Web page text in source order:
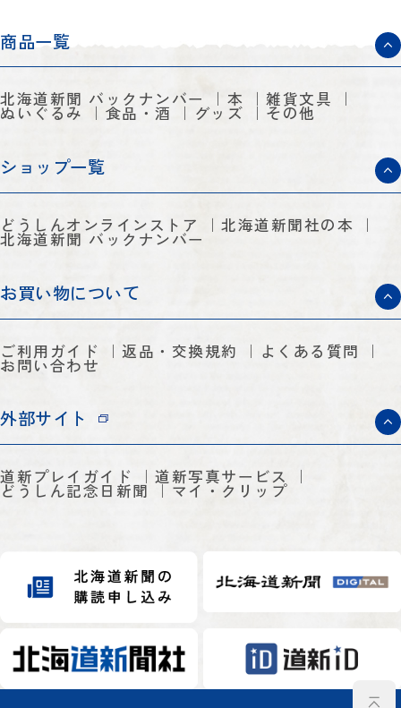
商品一覧
北海道新聞 バックナンバー 本 雑貨文具
ぬいぐるみ 食品・酒 グッズ その他
ショップ一覧
どうしんオンラインストア 北海道新聞社の本
北海道新聞 バックナンバー
お買い物について
ご利用ガイド 返品・交換規約 よくある質問
お問い合わせ
外部サイト
道新プレイガイド 道新写真サービス
どうしん記念日新聞 マイ・クリップ